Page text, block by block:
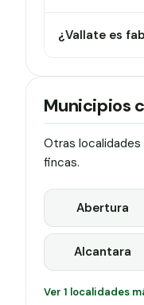
¿Vallate es
Municipios
Otras
fincas.
Abertura
Alcantara
Ver 1 localidades